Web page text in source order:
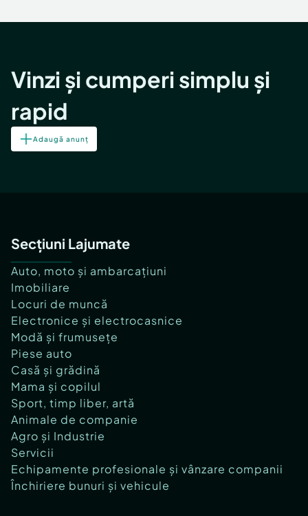
Vinzi și cumperi simplu și
rapid
Adaugă anunț
Secțiuni Lajumate
Auto, moto și ambarcațiuni
Imobiliare
Locuri de muncă
Electronice și electrocasnice
Modă și frumusețe
Piese auto
Casă și grădină
Mama și copilul
Sport, timp liber, artă
Animale de companie
Agro și Industrie
Servicii
Echipamente profesionale și vânzare companii
Închiriere bunuri și vehicule